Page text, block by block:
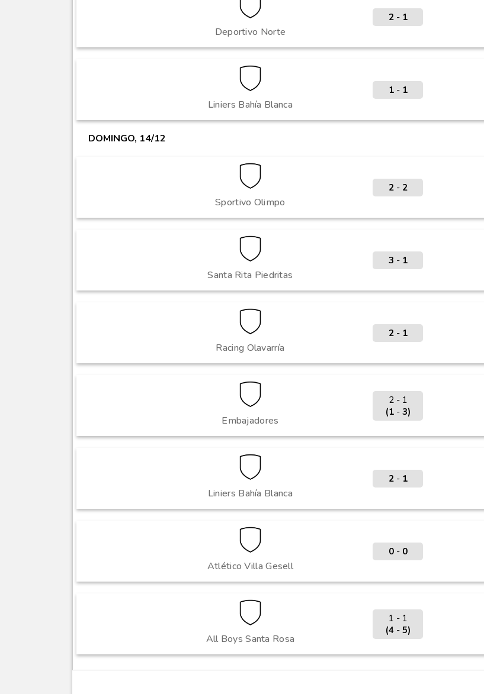
Deportivo Norte
2- 1
Liniers Bahía Blanca
1- 1
DOMINGO, 14/12
Sportivo Olimpo
2- 2
Santa Rita Piedritas
3 - 1
Racing Olavarría
2- 1
Embajadores
2 - 1
(1- 3)
Liniers Bahía Blanca
2- 1
Atlético Villa Gesell
0- 0
All Boys Santa Rosa
1 - 1
(4- 5)